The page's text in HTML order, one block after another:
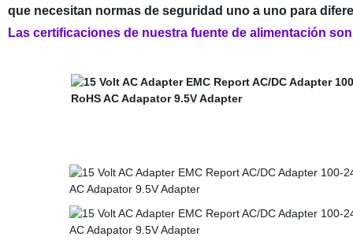
que necesitan normas de seguridad uno a uno para
Las certificaciones de nuestra fuente de alimentación